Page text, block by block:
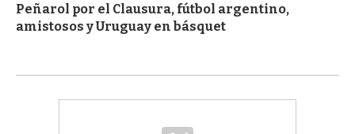
Peñarol por el Clausura, fútbol argentino,
amistosos y Uruguay en básquet